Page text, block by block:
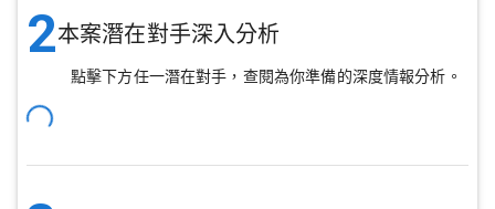
2本案潛在對手深入分析
點擊下方任一潛在對手，查閱為你準備的深度情報分析。